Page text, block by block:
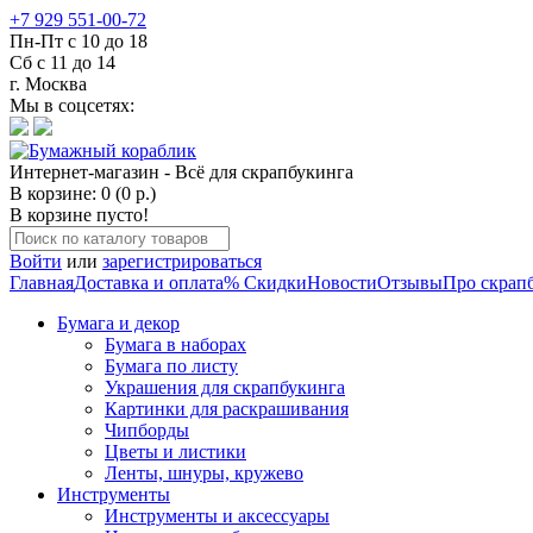
+7 929 551-00-72
Пн-Пт с 10 до 18
Сб с 11 до 14
г. Москва
Мы в соцсетях:
Интернет-магазин - Всё для скрапбукинга
В корзине: 0 (0 р.)
В корзине пусто!
Войти или зарегистрироваться
ГлавнаяДоставка и оплата% СкидкиНовостиОтзывыПро
Бумага и декор
Бумага в наборах
Бумага по листу
Украшения для скрапбукинга
Картинки для раскрашивания
Чипборды
Цветы и листики
Ленты, шнуры, кружево
Инструменты
Инструменты и аксессуары